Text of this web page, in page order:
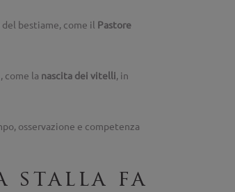
bestiame, come il Pastore
come la nascita dei vitelli, in
osservazione e competenza
stalla fa